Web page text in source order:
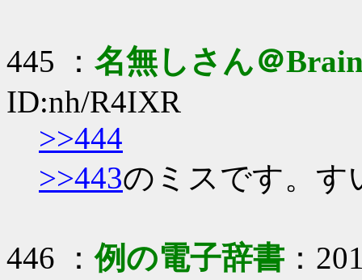
445 ： 名無しさん＠
ID:nh/R4IXR
>>444
>>443のミスです。す
446 ：例の電子辞書 ：